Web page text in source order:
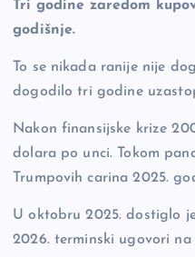
Tri godine zaredom
godišnje.
To se nikada ranije nije
dogodilo tri godine
Nakon finansijske krize
dolara po unci. Tokom
Trumpovih carina 2025.
U oktobru 2025. dostiglo
2026. terminski ugovori